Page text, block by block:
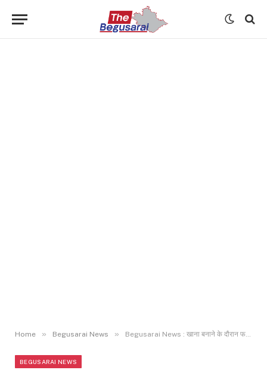
Home » Begusarai News » Begusarai News : खाना बनाने के दौरान फटा गैस सिलेंडर, एक ही परिवार के 5 लोग गंभीर रूप से झुलसे
BEGUSARAI NEWS